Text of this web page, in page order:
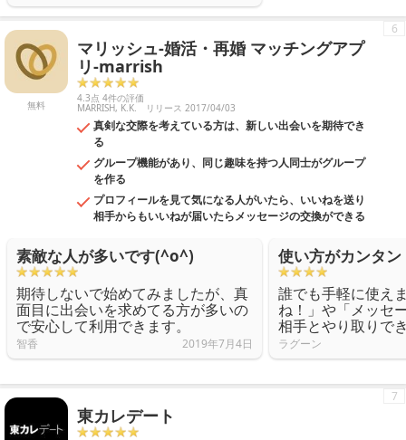
無料
マリッシュ-婚活・再婚 マッチングアプ
リ-marrish
4.3点 4件の評価
MARRISH, K.K. リリース 2017/04/03
真剣な交際を考えている方は、新しい出会いを期待でき
る
グループ機能があり、同じ趣味を持つ人同士がグループ
を作る
プロフィールを見て気になる人がいたら、いいねを送り
相手からもいいねが届いたらメッセージの交換ができる
6
素敵な人が多いです(^o^)
期待しないで始めてみましたが、真
面目に出会いを求めてる方が多いの
で安心して利用できます。
智香 2019年7月4日
使い方がカンタン
誰でも手軽に使え
ね！」や「メッセ
相手とやり取りで
ラグーン
東カレデート
7